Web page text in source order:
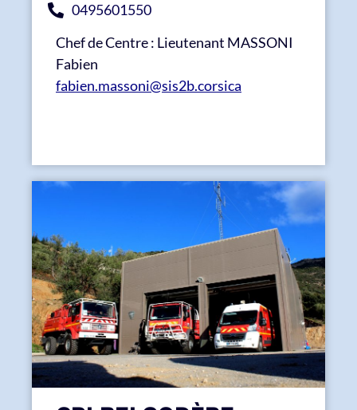
0495601550
Chef de Centre : Lieutenant MASSONI
Fabien
fabien.massoni@sis2b.corsica